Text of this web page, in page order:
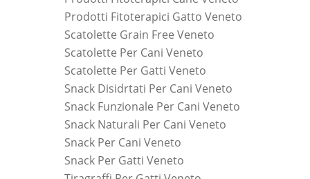
Prodotti Fitoterapici Gatto Veneto
Scatolette Grain Free Veneto
Scatolette Per Cani Veneto
Scatolette Per Gatti Veneto
Snack Disidrtati Per Cani Veneto
Snack Funzionale Per Cani Veneto
Snack Naturali Per Cani Veneto
Snack Per Cani Veneto
Snack Per Gatti Veneto